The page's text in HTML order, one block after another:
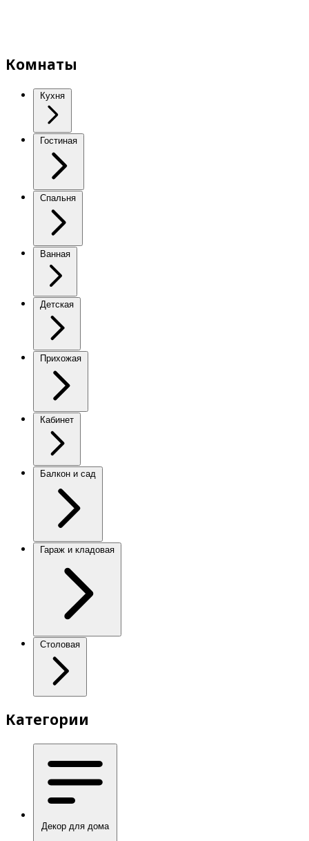
Комнаты
Кухня
Гостиная
Спальня
Ванная
Детская
Прихожая
Кабинет
Балкон и сад
Гараж и кладовая
Столовая
Категории
Декор для дома